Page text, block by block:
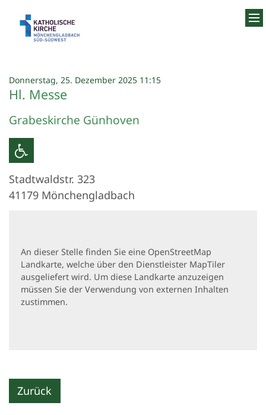
Donnerstag, 25. Dezember 2025 11:15:
Hl. Messe
Grabeskirche Günhoven
Stadtwaldstr. 323
41179 Mönchengladbach
An dieser Stelle finden Sie eine OpenStreetMap
Landkarte, welche über den Dienstleister MapTiler
ausgeliefert wird. Um diese Landkarte anzuzeigen
müssen Sie der Verwendung von externen Inhalten
zustimmen.
Zurück